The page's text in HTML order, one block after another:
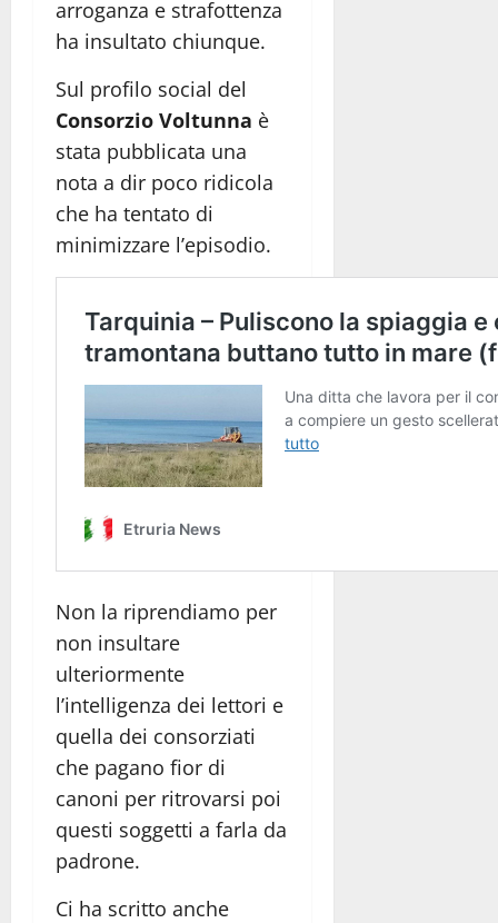
arroganza e strafottenza
ha insultato chiunque.
Sul profilo social del
Consorzio Voltunna è
stata pubblicata una
nota a dir poco ridicola
che ha tentato di
minimizzare l’episodio.
Non la riprendiamo per
non insultare
ulteriormente
l’intelligenza dei lettori e
quella dei consorziati
che pagano fior di
canoni per ritrovarsi poi
questi soggetti a farla da
padrone.
Ci ha scritto anche